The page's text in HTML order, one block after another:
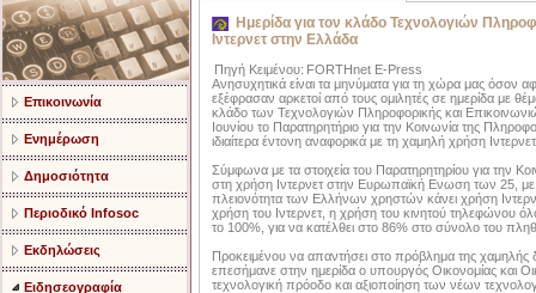
Επικοινωνία
Ενημέρωση
Δημοσιότητα
Περιοδικό Infosoc
Εκδηλώσεις
Ειδησεογραφία
Ημερίδα για τον κλάδο Τεχνολογιών
Ιντερνετ στην Ελλάδα
Πηγή Κειμένου: FORTHnet E-Press
Ανησυχητικά είναι τα μηνύματα για τη χώρα μας όσον
εξέφρασαν αρκετοί από τους ομιλητές σε ημερίδα με
κλάδο των Τεχνολογιών Πληροφορικής και
Ιουνίου το Παρατηρητήριο για την Κοινωνία της
ιδιαίτερα έντονη αναφορικά με τη χαμηλή χρήση Ιντερνετ
Σύμφωνα με τα στοιχεία του Παρατηρητηρίου για την
στη χρήση Ιντερνετ στην Ευρωπαϊκή Ενωση των 25,
πλειονότητα των Ελλήνων χρηστών κάνει χρήση
χρήση του Ιντερνετ, η χρήση του κινητού τηλεφώνου
το 100%, για να κατέλθει στο 86% στο σύνολο του
Προκειμένου να απαντήσει στο πρόβλημα της
επεσήμανε στην ημερίδα ο υπουργός Οικονομίας και
τεχνολογική πρόοδο και αξιοποίηση των νέων